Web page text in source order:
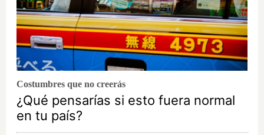
Costumbres que no creerás
¿Qué pensarías si esto fuera normal
en tu país?